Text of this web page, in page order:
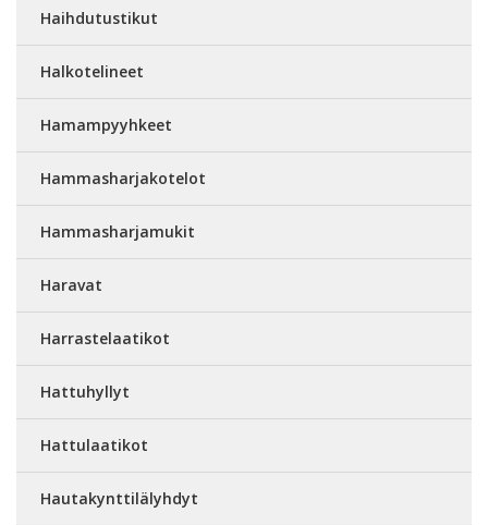
Haihdutustikut
Halkotelineet
Hamampyyhkeet
Hammasharjakotelot
Hammasharjamukit
Haravat
Harrastelaatikot
Hattuhyllyt
Hattulaatikot
Hautakynttilälyhdyt